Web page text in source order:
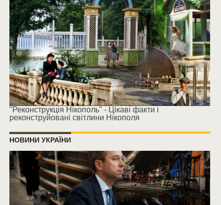
"Реконструкція Нікополь" - Цікаві факти і
реконструйовані світлини Нікополя
НОВИНИ УКРАЇНИ